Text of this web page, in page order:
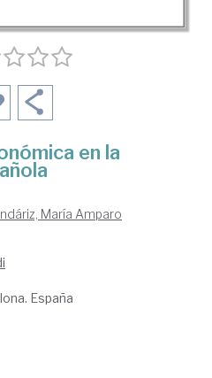
en la
María Amparo
España